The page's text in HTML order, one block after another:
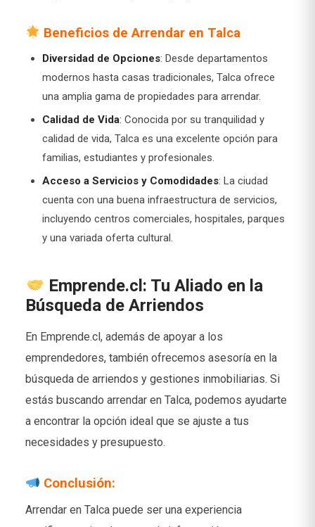
Beneficios de Arrendar en Talca
Diversidad de Opciones: Desde departamentos
modernos hasta casas tradicionales, Talca ofrece
una amplia gama de propiedades para arrendar.
Calidad de Vida: Conocida por su tranquilidad y
calidad de vida, Talca es una excelente opción para
familias, estudiantes y profesionales.
Acceso a Servicios y Comodidades: La ciudad
cuenta con una buena infraestructura de servicios,
incluyendo centros comerciales, hospitales, parques
y una variada oferta cultural.
Emprende.cl: Tu Aliado en la
Búsqueda de Arriendos
En Emprende.cl, además de apoyar a los
emprendedores, también ofrecemos asesoría en la
búsqueda de arriendos y gestiones inmobiliarias. Si
estás buscando arrendar en Talca, podemos ayudarte
a encontrar la opción ideal que se ajuste a tus
necesidades y presupuesto.
Conclusión:
Arrendar en Talca puede ser una experiencia